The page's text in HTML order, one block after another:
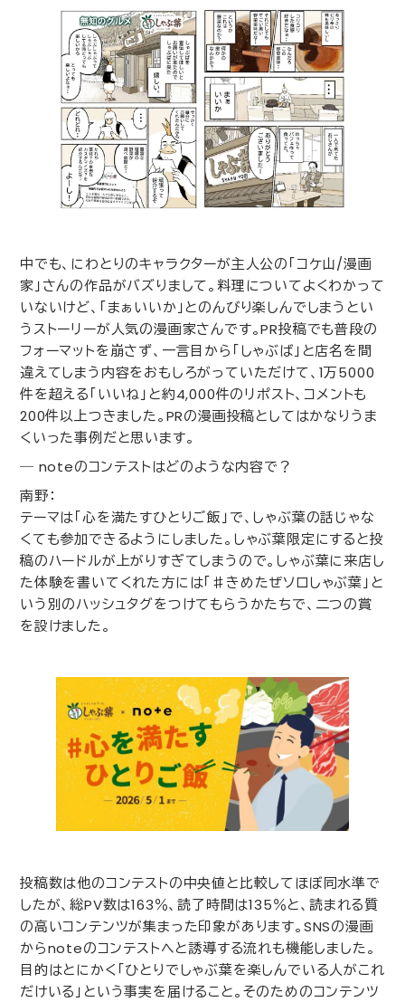
中でも、にわとりのキャラクターが主人公の「コケ山/漫画
家」さんの作品がバズりまして。料理についてよくわかって
いないけど、「まぁいいか」とのんびり楽しんでしまうとい
うストーリーが人気の漫画家さんです。PR投稿でも普段の
フォーマットを崩さず、一言目から「しゃぶば」と店名を間
違えてしまう内容をおもしろがっていただけて、 1万5000
件を超える「いいね」と約4,000件のリポスト、コメントも
200件以上つきました。PRの漫画投稿としてはかなりうま
くいった事例だと思います。
― noteのコンテストはどのような内容で？
南野：
テーマは「心を満たすひとりご飯」で、しゃぶ葉の話じゃな
くても参加できるようにしました。しゃぶ葉限定にすると投
稿のハードルが上がりすぎてしまうので。しゃぶ葉に来店し
た体験を書いてくれた方には「♯きめたぜソロしゃぶ葉」と
いう別のハッシュタグをつけてもらうかたちで、二つの賞
を設けました。
投稿数は他のコンテストの中央値と比較してほぼ同水準で
したが、総PV数は163％、読了時間は135％と、読まれる質
の高いコンテンツが集まった印象があります。SNSの漫画
からnoteのコンテストへと誘導する流れも機能しました。
目的はとにかく「ひとりでしゃぶ葉を楽しんでいる人がこれ
だけいる」という事実を届けること。そのためのコンテンツ